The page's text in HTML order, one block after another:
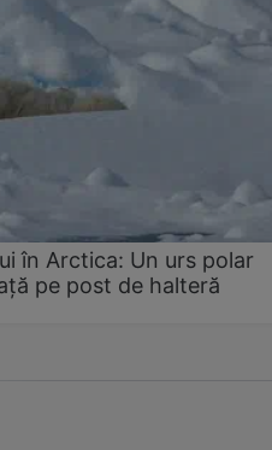
în Arctica: Un urs polar
pe post de halteră